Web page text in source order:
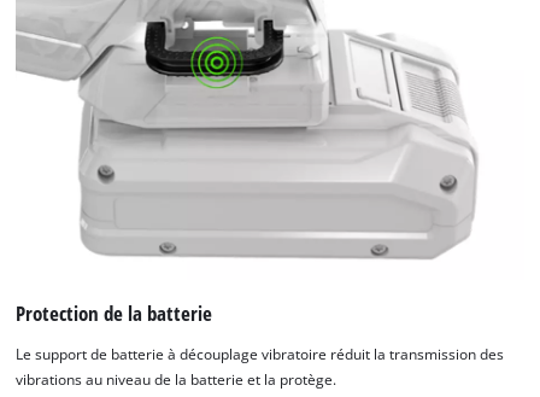
Protection de la batterie
Le support de batterie à découplage vibratoire réduit la transmission des
vibrations au niveau de la batterie et la protège.